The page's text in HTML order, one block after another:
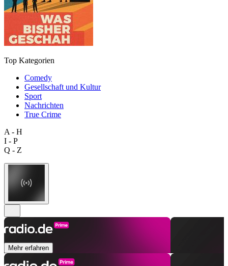
Top Kategorien
Comedy
Gesellschaft und Kultur
Sport
Nachrichten
True Crime
A - H
I - P
Q - Z
Mehr erfahren